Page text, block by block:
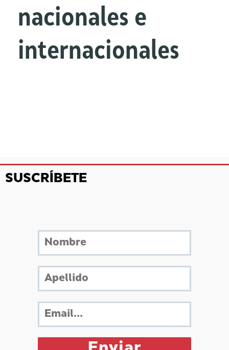
nacionales e
internacionales
SUSCRÍBETE